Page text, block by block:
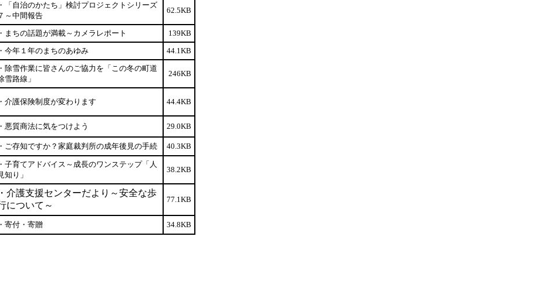
・「自治のかたち」検討プロジェクトシリーズ
～中間報告
62.5KB
・まちの話題が満載～カメラレポート
139KB
・今年１年のまちのあゆみ
44.1KB
・除雪作業に皆さんのご協力を「この冬の町道
雪路線」
246KB
・介護保険制度が変わります 44.4KB
・悪質商法に気をつけよう 29.0KB
・ご存知ですか？家庭裁判所の成年後見の手続 40.3KB
・子育てアドバイス～成長のワンステップ「人
知り」
38.2KB
・介護支援センターだより～安全な歩
について～
77.1KB
・寄付・寄贈 34.8KB